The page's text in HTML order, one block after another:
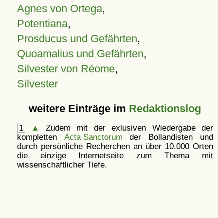
Agnes von Ortega,
Potentiana,
Prosducus und Gefährten,
Quoamalius und Gefährten,
Silvester von Réome,
Silvester
weitere Einträge im Redaktionslog
1 ▲
Zudem mit der exlusiven Wiedergabe der
kompletten Acta Sanctorum der Bollandisten und
durch persönliche Recherchen an über 10.000 Orten
die einzige Internetseite zum Thema mit
wissenschaftlicher Tiefe.